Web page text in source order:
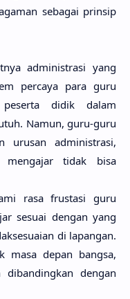
sebagai prinsip
administrasi yang
percaya para guru
didik dalam
Namun, guru-guru
urusan administrasi,
mengajar tidak bisa
rasa frustasi guru
sesuai dengan yang
di lapangan.
masa depan bangsa,
dengan